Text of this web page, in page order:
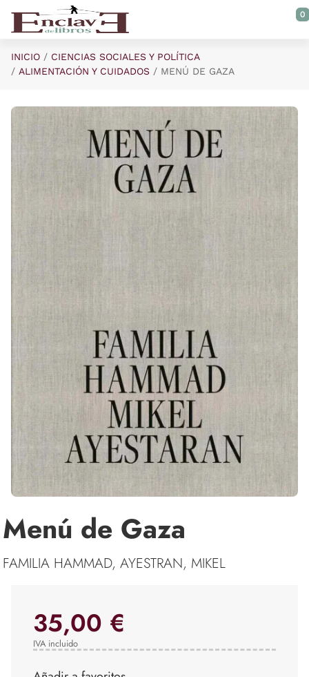
Saltar al contenido principal
0
INICIO
CIENCIAS SOCIALES Y POLÍTICA
ALIMENTACIÓN Y CUIDADOS
MENÚ DE GAZA
Menú de Gaza
FAMILIA HAMMAD, AYESTRAN, MIKEL
35,00 €
IVA incluido